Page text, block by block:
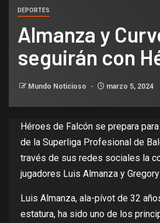
DEPORTES
Almanza y
seguirán con
Mundo Noticioso marzo 5, 2024
Héroes de Falcón se prepara
de la Superliga Profesional de
través de sus redes sociales la
jugadores Luis Almanza y
Luis Almanza, ala-pívot de 32
estatura, ha sido uno de los